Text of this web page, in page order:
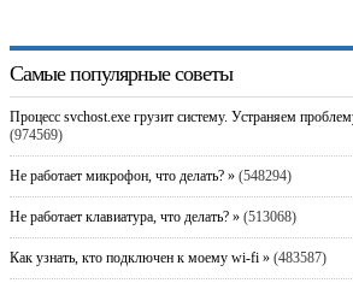
Самые популярные советы
Процесс svchost.exe грузит систему. Устраняем
(974569)
Не работает микрофон, что делать? »(548294)
Не работает клавиатура, что делать? »(513068)
Как узнать, кто подключен к моему wi-fi »(483587)